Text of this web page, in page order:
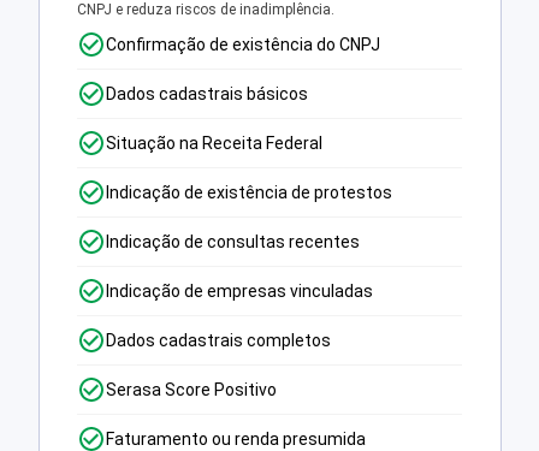
CNPJ e reduza riscos de inadimplência.
Confirmação de existência do CNPJ
Dados cadastrais básicos
Situação na Receita Federal
Indicação de existência de protestos
Indicação de consultas recentes
Indicação de empresas vinculadas
Dados cadastrais completos
Serasa Score Positivo
Faturamento ou renda presumida